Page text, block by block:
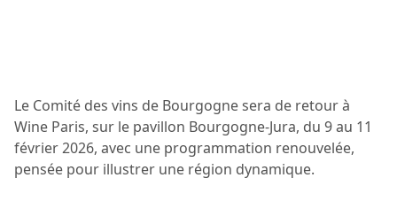
Le Comité des vins de Bourgogne sera de retour à
Wine Paris, sur le pavillon Bourgogne-Jura, du 9 au 11
février 2026, avec une programmation renouvelée,
pensée pour illustrer une région dynamique.